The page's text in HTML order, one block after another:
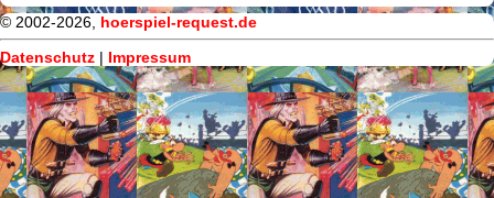
© 2002-2026, hoerspiel-request.de
Datenschutz | Impressum